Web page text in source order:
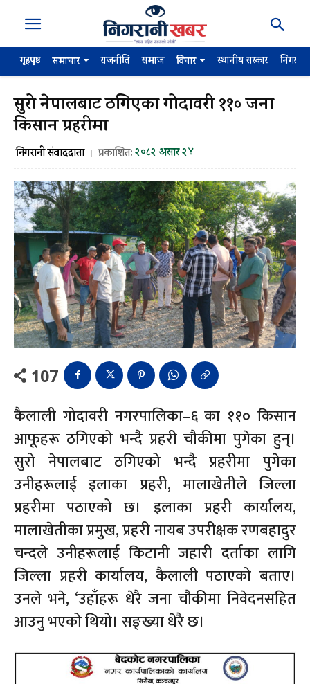
गृहपृष्ठ समाचार राजनीति समाज विचार स्थानीय सरकार
सुरो नेपालबाट ठगिएका गोदावरी ११० जना
किसान प्रहरीमा
निगरानी संवाददाता प्रकाशित:२०८२ असार २४
107
कैलाली गोदावरी नगरपालिका–६ का ११० किसान
आफूहरू ठगिएको भन्दै प्रहरी चौकीमा पुगेका हुन्।
सुरो नेपालबाट ठगिएको भन्दै प्रहरीमा पुगेका
उनीहरूलाई इलाका प्रहरी, मालाखेतीले जिल्ला
प्रहरीमा पठाएको छ। इलाका प्रहरी कार्यालय,
मालाखेतीका प्रमुख, प्रहरी नायब उपरीक्षक रणबहादुर
चन्दले उनीहरूलाई किटानी जहारी दर्ताका लागि
जिल्ला प्रहरी कार्यालय, कैलाली पठाएको बताए।
उनले भने, ‘उहाँहरू धेरै जना चौकीमा निवेदनसहित
आउनु भएको थियो। सङ्ख्या धेरै छ।